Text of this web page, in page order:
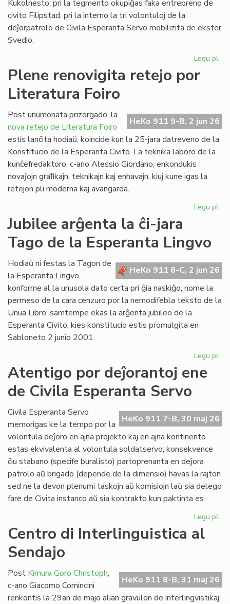
Kukolnesto: pri la tegmento okupiĝas faka entrepreno de
civito Filipstad, pri la interno la tri volontuloj de la
deĵorpatrolo de Civila Esperanta Servo mobilizita de ekster
Svedio.
Legu pli
la
Plene renovigita retejo por
Literatura Foiro
HeKo 911 9-B, 2 jun 26
Post unumonata prizorgado, la
nova retejo de Literatura Foiro
estis lanĉita hodiaŭ, koincide kun la 25-jara datreveno de la
Konstitucio de la Esperanta Civito. La teknika laboro de la
kunĉefredaktoro, c-ano Alessio Giordano, enkondukis
novaĵojn graﬁkajn, teknikajn kaj enhavajn, kiuj kune igas la
retejon pli moderna kaj avangarda.
Legu pli
Jubilee arĝenta la ĉi-jara
Tago de la Esperanta Lingvo
HeKo 911 8-C, 2 jun 26
Hodiaŭ ni festas la Tagon de
la Esperanta Lingvo,
konforme al la unusola dato certa pri ĝia naskiĝo, nome la
permeso de la cara cenzuro por la nemodifebla teksto de la
Unua Libro; samtempe ekas la arĝenta jubileo de la
Esperanta Civito, kies konstitucio estis promulgita en
Sabloneto 2 junio 2001.
Legu pli
Atentigo por deĵorantoj ene
de Civila Esperanta Servo
HeKo 911 7-B, 30 maj 26
Civila Esperanta Servo
memorigas ke la tempo por la
volontula deĵoro en ajna projekto kaj en ajna kontinento
estas ekvivalenta al volontula soldatservo; konsekvence
ĉiu stabano (specife buralisto) partoprenanta en deĵora
patrolo aŭ brigado (depende de la dimensio) havas la rajton
sed ne la devon plenumi taskojn aŭ komisiojn laŭ sia delego
fare de Civita instanco aŭ sia kontrakto kun paktinta es
Legu pli
de
Centro di Interlinguistica al
Sendajo
HeKo 911 8-B, 31 maj 26
Post Kimura Goro Christoph,
c-ano Giacomo Comincini
renkontis la 29an de majo alian gravulon de interlingvistikaj